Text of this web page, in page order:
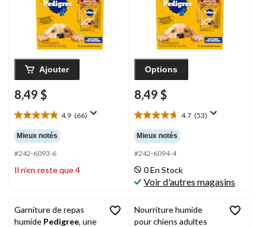
100 g, paq. 8
Ajouter
8,49 $
4.9 (66)
4.9
étoile(s)
sur
5.
66
évaluations
Mieux notés
#242-6093-6
Il n’en reste que 4
saveurs variées, 100 g,
paq. 8
Options
8,49 $
4.7 (53)
4.7
étoile(s)
sur
5.
53
évaluations
Mieux notés
#242-6094-4
0 En Stock
Voir d'autres magasins
Garniture de repas
humide Pedigree, une
Nourriture humide
pour chiens adultes